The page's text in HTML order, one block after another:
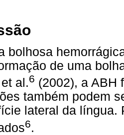
bolhosa
de uma
al.6 (2002), a ABH
também podem
lateral da língua.
6.